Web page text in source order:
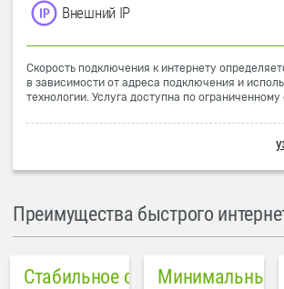
Внешний IP
Скорость подключения к интернету
в зависимости от адреса подключения и
технологии. Услуга доступна по
Преимущества быстрого
Стабильное соединение
Минимальный